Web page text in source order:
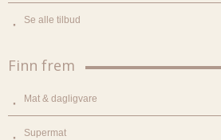
Se alle tilbud
Finn frem
Mat & dagligvare
Supermat